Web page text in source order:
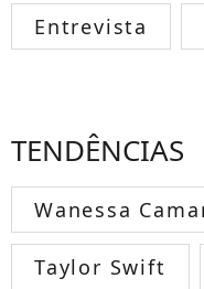
Entrevista
TENDÊNCIAS
Wanessa
Taylor Swift